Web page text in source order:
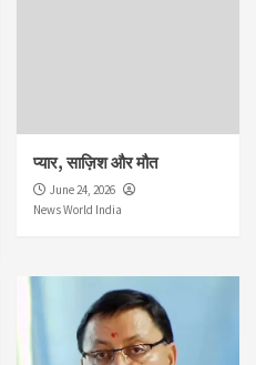
प्यार, साज़िश और मौत
June 24, 2026
News World India